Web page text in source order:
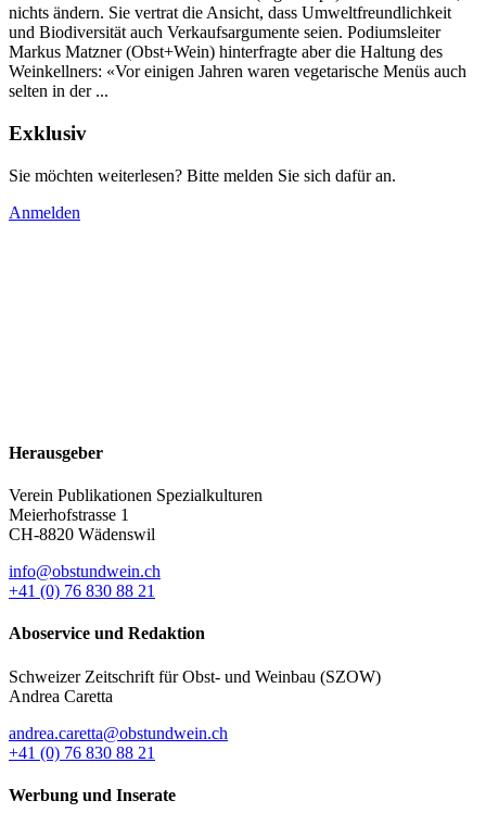
nichts ändern. Sie vertrat die Ansicht, dass Umweltfreundlichkeit
und Biodiversität auch Verkaufsargumente seien. Podiumsleiter
Markus Matzner (Obst+Wein) hinterfragte aber die Haltung des
Weinkellners: «Vor einigen Jahren waren vegetarische Menüs auch
selten in der ...
Exklusiv
Sie möchten weiterlesen? Bitte melden Sie sich dafür an.
Anmelden
Herausgeber
Verein Publikationen Spezialkulturen
Meierhofstrasse 1
CH-8820 Wädenswil
info@obstundwein.ch
+41 (0) 76 830 88 21
Aboservice und Redaktion
Schweizer Zeitschrift für Obst- und Weinbau (SZOW)
Andrea Caretta
andrea.caretta@obstundwein.ch
+41 (0) 76 830 88 21
Werbung und Inserate